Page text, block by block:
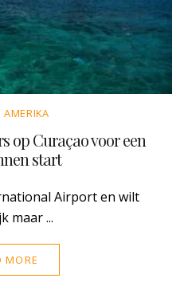
op Curaçao voor een
start
Airport en wilt
maar ...
MORE